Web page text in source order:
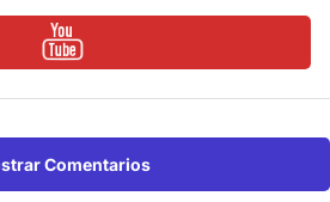
Comentarios